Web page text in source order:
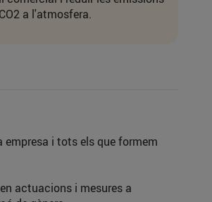
a l'atmosfera.
i tots els que formem
actuacions i mesures a